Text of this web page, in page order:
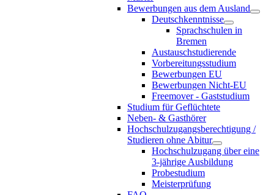
Bewerbungen aus dem Ausland
Deutschkenntnisse
Sprachschulen in
Bremen
Austauschstudierende
Vorbereitungsstudium
Bewerbungen EU
Bewerbungen Nicht-EU
Freemover - Gaststudium
Studium für Geflüchtete
Neben- & Gasthörer
Hochschulzugangsberechtigung /
Studieren ohne Abitur
Hochschulzugang über eine
3-jährige Ausbildung
Probestudium
Meisterprüfung